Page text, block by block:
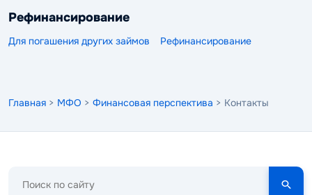
Рефинансирование
Для погашения других займов Рефинансирование
Главная > МФО > Финансовая перспектива > Контакты